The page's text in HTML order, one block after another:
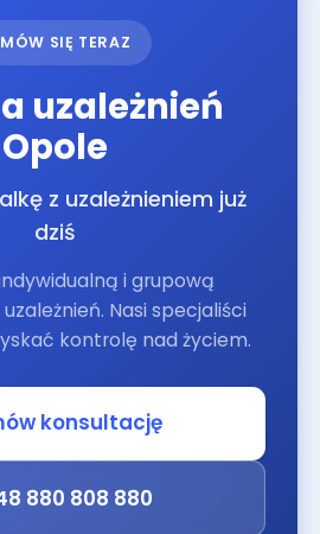
SIĘ TERAZ
uzależnień
Opole
z uzależnieniem już
dziś
i grupową
Nasi specjaliści
kontrolę nad życiem.
konsultację
880 808 880